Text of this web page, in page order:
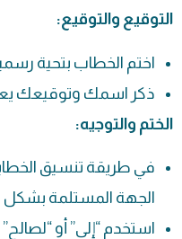
التوقيع والتوقيع:
اختم الخطاب بتحية
ذكر اسمك وتوقيعك
الختم والتوجيه:
في طريقة تنسيق
الجهة المستلمة
استخدم “إلى” أو “لصالح”